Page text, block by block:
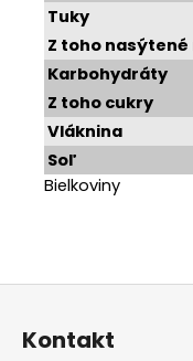
Tuky
Z toho
Karbohydráty
Z toho cukry
Vláknina
Soľ
Z
Kontakt